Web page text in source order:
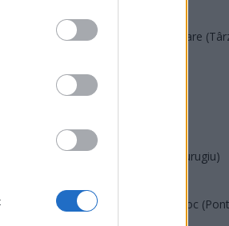
Acțiunea Conservatoare
PUSL (D. Voiculescu)
PNCR (Terheș)
Partidul Patrioților (Surugiu)
România pe Primul Loc